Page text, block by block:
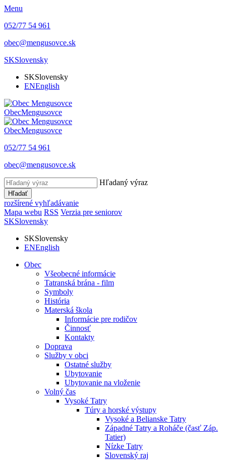
Menu
052/77 54 961
obec@mengusovce.sk
SKSlovensky
SKSlovensky
ENEnglish
ObecMengusovce
ObecMengusovce
052/77 54 961
obec@mengusovce.sk
Hľadaný výraz
Hľadať
rozšírené vyhľadávanie
Mapa webu RSS Verzia pre seniorov
SKSlovensky
SKSlovensky
ENEnglish
Obec
Všeobecné informácie
Tatranská brána - film
Symboly
História
Materská škola
Informácie pre rodičov
Činnosť
Kontakty
Doprava
Služby v obci
Ostatné služby
Ubytovanie
Ubytovanie na vloženie
Volný čas
Vysoké Tatry
Túry a horské výstupy
Vysoké a Belianske Tatry
Západné Tatry a Roháče (časť Záp.
Tatier)
Nízke Tatry
Slovenský raj